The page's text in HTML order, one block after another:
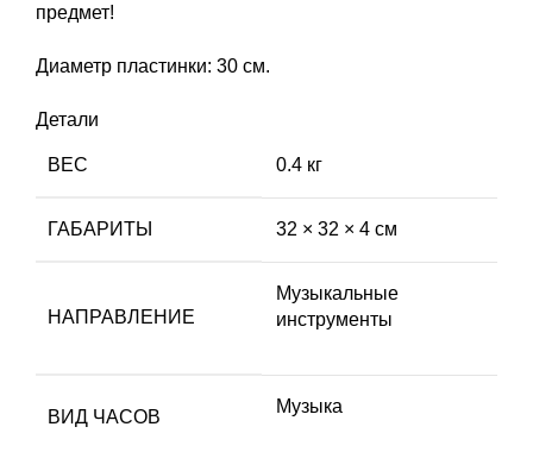
предмет!
Диаметр пластинки: 30 см.
Детали
ВЕС 0.4 кг
ГАБАРИТЫ 32 × 32 × 4 см
НАПРАВЛЕНИЕ
Музыкальные
инструменты
ВИД ЧАСОВ
Музыка